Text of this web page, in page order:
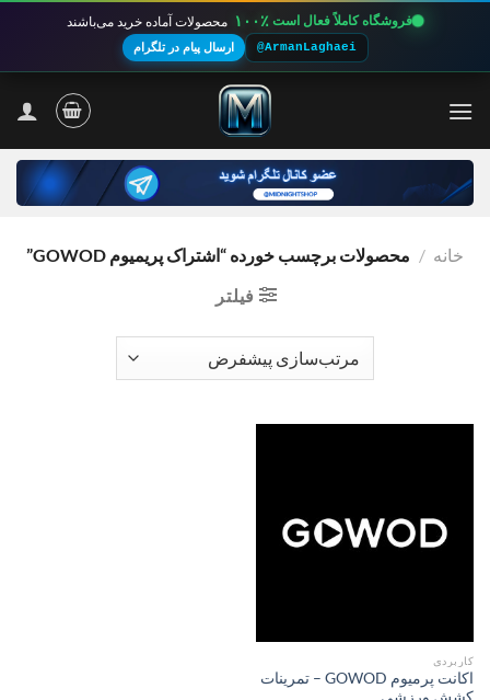
فروشگاه کاملاً فعال است ۱۰۰٪ محصولات آماده خرید می‌باشند
@ArmanLaghaei ارسال پیام در تلگرام
خانه / محصولات برچسب خورده “اشتراک پریمیوم GOWOD”
فیلتر
کاربردی
اکانت پرمیوم GOWOD – تمرینات